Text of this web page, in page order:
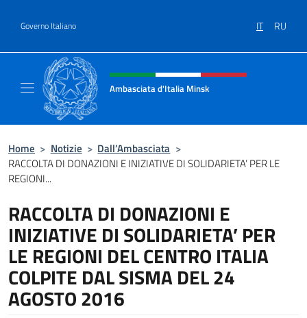
Governo Italiano IT RU
Intestazione sito, social e menù
Ambasciata d'Italia Minsk
Home > Notizie > Dall’Ambasciata >
RACCOLTA DI DONAZIONI E INIZIATIVE DI SOLIDARIETA’ PER LE
REGIONI...
RACCOLTA DI DONAZIONI E
INIZIATIVE DI SOLIDARIETA’ PER
LE REGIONI DEL CENTRO ITALIA
COLPITE DAL SISMA DEL 24
AGOSTO 2016